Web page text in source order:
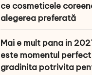
ce cosmeticele
alegerea preferată
Mai e mult pana in
este momentul
gradinita potrivita